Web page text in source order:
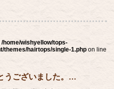
/home/wishyellow/tops-
themes/hairtops/single-1.php on line
うございました。…